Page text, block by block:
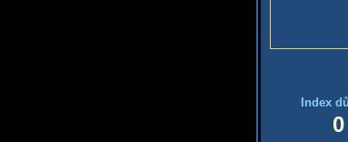
Index
0